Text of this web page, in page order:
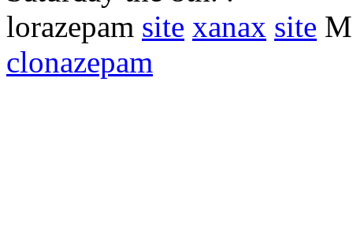
lorazepam site xanax site
clonazepam